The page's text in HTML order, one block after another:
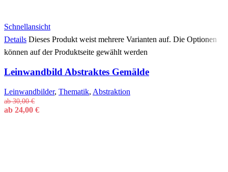
Schnellansicht
Details Dieses Produkt weist mehrere Varianten auf. Die Optionen
können auf der Produktseite gewählt werden
Leinwandbild Abstraktes Gemälde
Leinwandbilder, Thematik, Abstraktion
ab30,00€
ab 24,00 €